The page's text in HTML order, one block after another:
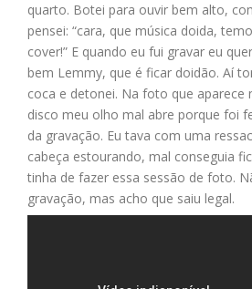
quarto. Botei para ouvir bem alto,
pensei: “cara, que música doida,
cover!” E quando eu fui gravar eu
bem Lemmy, que é ficar doidão. Aí
coca e detonei. Na foto que aparece
disco meu olho mal abre porque foi
da gravação. Eu tava com uma
cabeça estourando, mal conseguia
tinha de fazer essa sessão de foto.
gravação, mas acho que saiu legal.